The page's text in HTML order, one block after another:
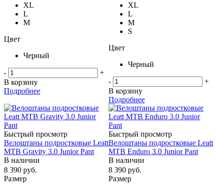
XL
L
M
Цвет
Черный
-
+
В корзину
Подробнее
XL
L
M
S
Цвет
Черный
-
+
В корзину
Подробнее
Быстрый просмотр
Велоштаны подростковые Leatt
MTB Gravity 3.0 Junior Pant
В наличии
8 390 руб.
Размер
Быстрый просмотр
Велоштаны подростковые Leatt
MTB Enduro 3.0 Junior Pant
В наличии
8 390 руб.
Размер